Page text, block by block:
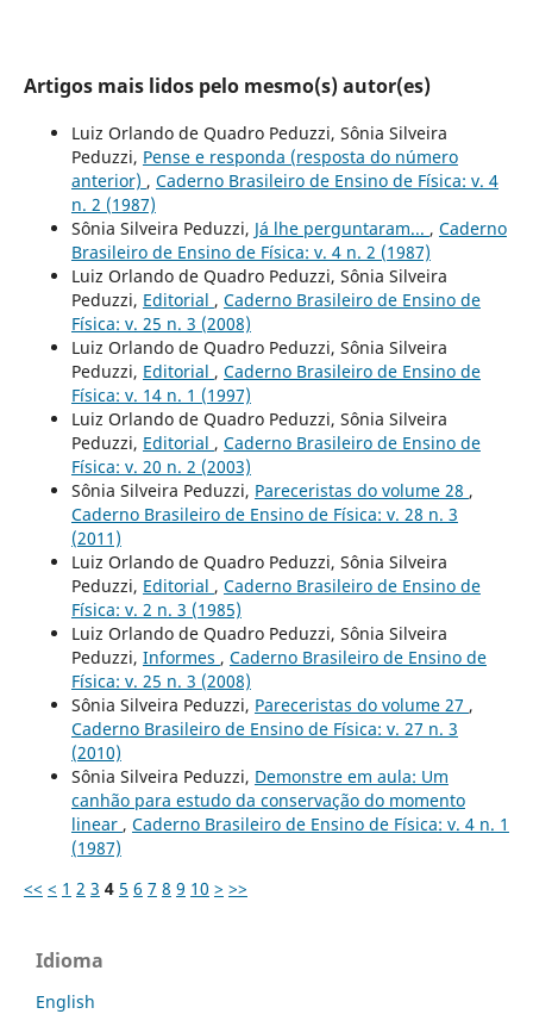
Artigos mais lidos pelo mesmo(s) autor(es)
Luiz Orlando de Quadro Peduzzi, Sônia Silveira
Peduzzi, Pense e responda (resposta do número
anterior) , Caderno Brasileiro de Ensino de Física: v. 4
n. 2 (1987)
Sônia Silveira Peduzzi, Já lhe perguntaram... , Caderno
Brasileiro de Ensino de Física: v. 4 n. 2 (1987)
Luiz Orlando de Quadro Peduzzi, Sônia Silveira
Peduzzi, Editorial , Caderno Brasileiro de Ensino de
Física: v. 25 n. 3 (2008)
Luiz Orlando de Quadro Peduzzi, Sônia Silveira
Peduzzi, Editorial , Caderno Brasileiro de Ensino de
Física: v. 14 n. 1 (1997)
Luiz Orlando de Quadro Peduzzi, Sônia Silveira
Peduzzi, Editorial , Caderno Brasileiro de Ensino de
Física: v. 20 n. 2 (2003)
Sônia Silveira Peduzzi, Pareceristas do volume 28 ,
Caderno Brasileiro de Ensino de Física: v. 28 n. 3
(2011)
Luiz Orlando de Quadro Peduzzi, Sônia Silveira
Peduzzi, Editorial , Caderno Brasileiro de Ensino de
Física: v. 2 n. 3 (1985)
Luiz Orlando de Quadro Peduzzi, Sônia Silveira
Peduzzi, Informes , Caderno Brasileiro de Ensino de
Física: v. 25 n. 3 (2008)
Sônia Silveira Peduzzi, Pareceristas do volume 27 ,
Caderno Brasileiro de Ensino de Física: v. 27 n. 3
(2010)
Sônia Silveira Peduzzi, Demonstre em aula: Um
canhão para estudo da conservação do momento
linear , Caderno Brasileiro de Ensino de Física: v. 4 n. 1
(1987)
<< < 1 2 3 4 5 6 7 8 9 10 > >>
Idioma
English